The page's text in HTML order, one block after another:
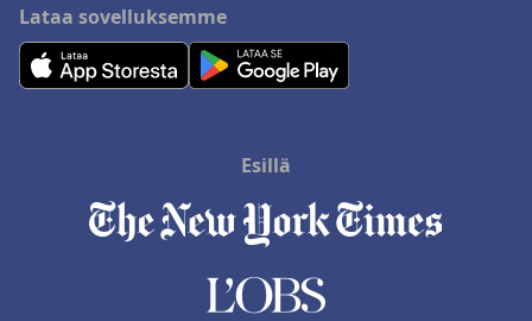
Lataa sovelluksemme
Esillä